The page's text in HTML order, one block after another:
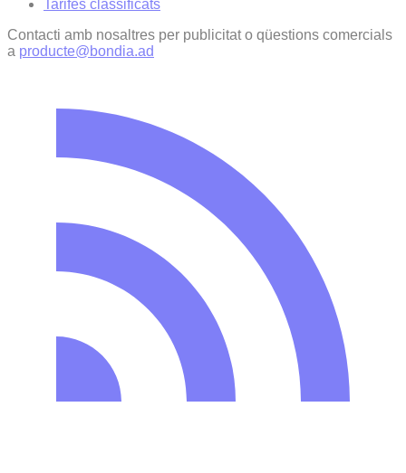
Tarifes classificats
Contacti amb nosaltres per publicitat o qüestions comercials
a producte@bondia.ad